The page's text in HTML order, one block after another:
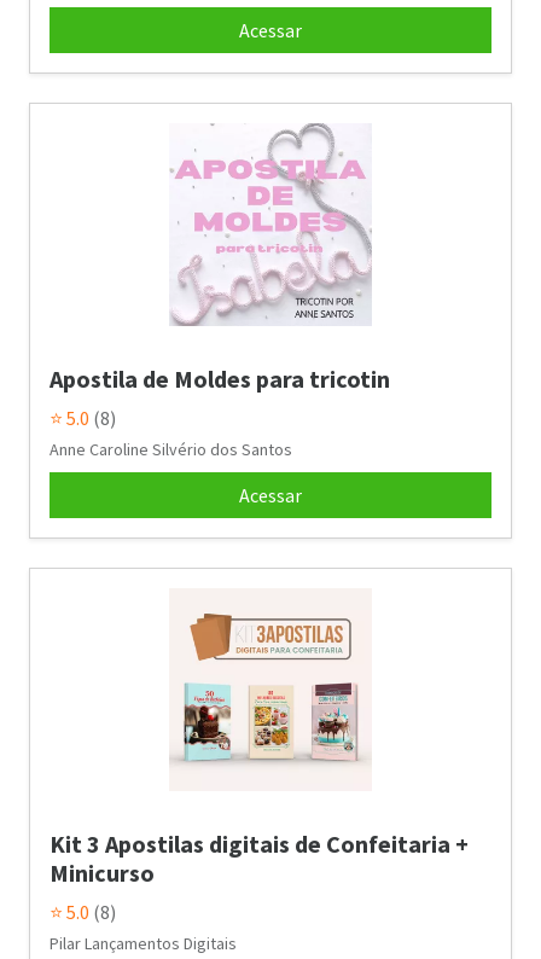
Acessar
Apostila de Moldes para tricotin
⭐ 5.0 (8)
Anne Caroline Silvério dos Santos
Acessar
Kit 3 Apostilas digitais de Confeitaria +
Minicurso
⭐ 5.0 (8)
Pilar Lançamentos Digitais